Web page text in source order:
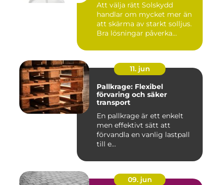
Att välja rätt Solskydd
handlar om mycket mer än
att skärma av starkt solljus.
Bra lösningar påverka...
11. jun
Pallkrage: Flexibel
förvaring och säker
transport
En pallkrage är ett enkelt
men effektivt sätt att
förvandla en vanlig lastpall
till e...
09. jun